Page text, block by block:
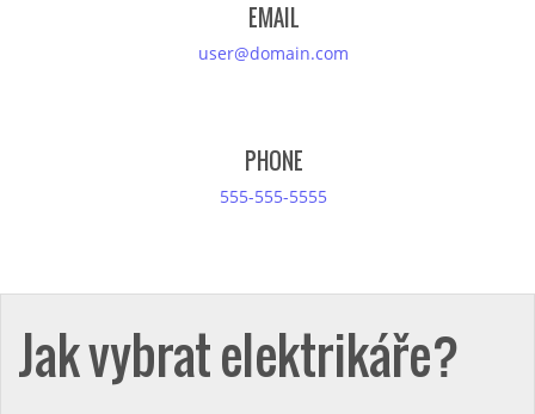
EMAIL
user@domain.com
PHONE
555-555-5555
Jak vybrat elektrikáře?